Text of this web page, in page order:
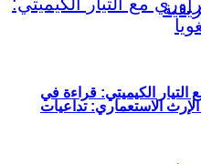
الإرث الاستعماري: تداعيات
الكيميتي: قراءة في